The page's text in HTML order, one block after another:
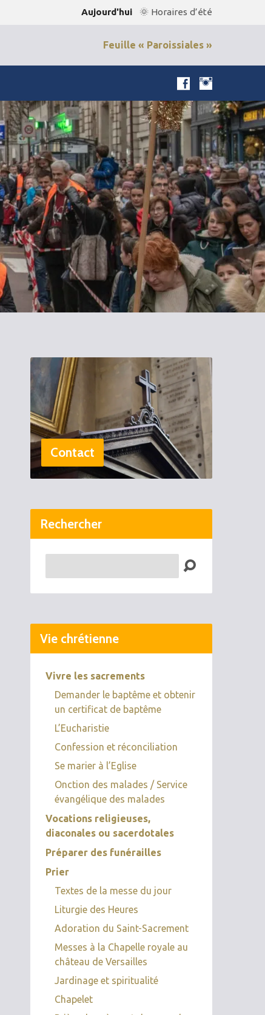
Aujourd'hui 🌞 Horaires d’été
Feuille « Paroissiales »
Contact
Rechercher
Vie chrétienne
Vivre les sacrements
Demander le baptême et obtenir
un certificat de baptême
L’Eucharistie
Confession et réconciliation
Se marier à l’Eglise
Onction des malades / Service
évangélique des malades
Vocations religieuses,
diaconales ou sacerdotales
Préparer des funérailles
Prier
Textes de la messe du jour
Liturgie des Heures
Adoration du Saint-Sacrement
Messes à la Chapelle royale au
château de Versailles
Jardinage et spiritualité
Chapelet